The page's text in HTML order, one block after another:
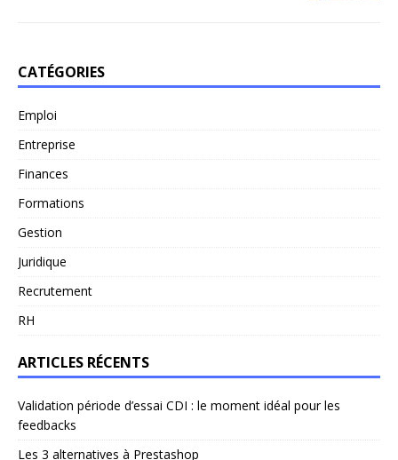
CATÉGORIES
Emploi
Entreprise
Finances
Formations
Gestion
Juridique
Recrutement
RH
ARTICLES RÉCENTS
Validation période d’essai CDI : le moment idéal pour les
feedbacks
Les 3 alternatives à Prestashop